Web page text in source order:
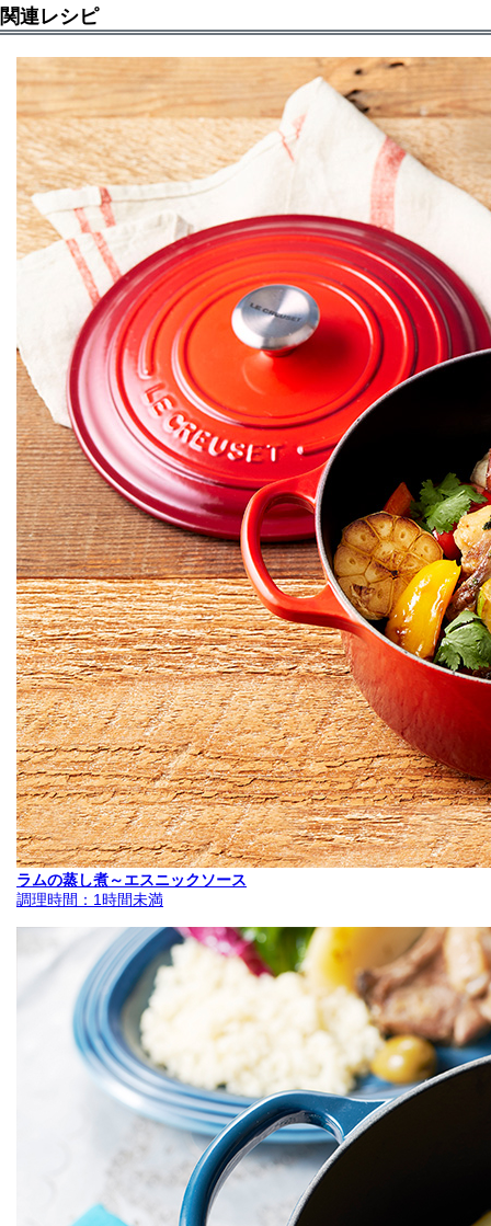
関連レシピ
ラムの蒸し煮～エスニックソース
調理時間：1時間未満